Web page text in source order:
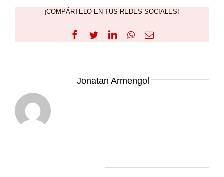
¡COMPÁRTELO EN TUS REDES SOCIALES!
Facebook
TwitterLinkedInWhatsApp
Correo
Jonatan Armengol